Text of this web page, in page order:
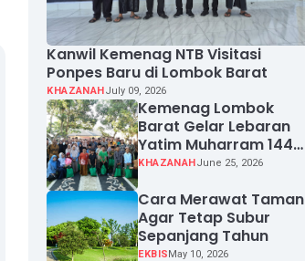
Kanwil Kemenag NTB Visitasi
Ponpes Baru di Lombok Barat
KHAZANAHJuly 09, 2026
Kemenag Lombok
Barat Gelar Lebaran
Yatim Muharram 1448
H, Puluhan Anak Yatim
KHAZANAHJune 25, 2026
Cara Merawat Taman
Agar Tetap Subur
Sepanjang Tahun
EKBISMay 10, 2026